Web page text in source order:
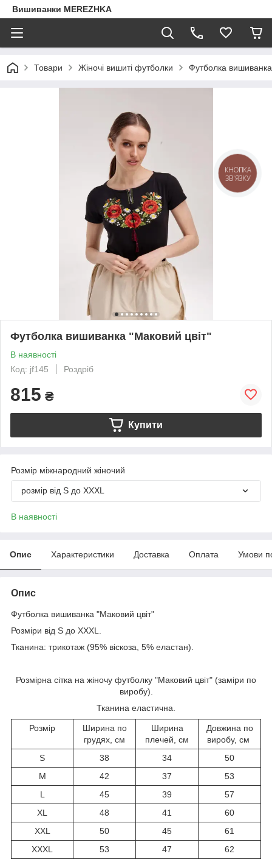
Вишиванки MEREZHKA
Товари Жіночі вишиті футболки Футболка
Футболка вишиванка "Маковий цвіт"
В наявності
Код: jf145
Роздріб
815 ₴
Купити
Розмір міжнародний жіночий
розмір від S до XXXL
В наявності
Опис Характеристики Доставка Оплата Умови
Опис
Футболка вишиванка "Маковий цвіт"
Розміри від S до XXXL.
Тканина: трикотаж (95% віскоза, 5% еластан).
Розмірна сітка на жіночу футболку "Маковий цвіт" (заміри по
виробу).
Тканина еластична.
Розмір
Ширина по
грудях, см
Ширина
плечей, см
Довжина по
виробу, см
S
38 34
50
M
42 37
53
L
45 39
57
XL
48 41
60
XXL
50 45
61
XXXL
53 47 62
КНОПКА
ЗВ'ЯЗКУ